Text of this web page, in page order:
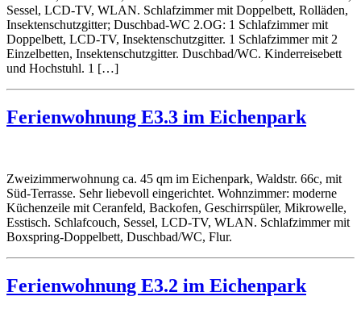
Sessel, LCD-TV, WLAN. Schlafzimmer mit Doppelbett, Rolläden,
Insektenschutzgitter; Duschbad-WC 2.OG: 1 Schlafzimmer mit
Doppelbett, LCD-TV, Insektenschutzgitter. 1 Schlafzimmer mit 2
Einzelbetten, Insektenschutzgitter. Duschbad/WC. Kinderreisebett
und Hochstuhl. 1 […]
Ferienwohnung E3.3 im Eichenpark
Zweizimmerwohnung ca. 45 qm im Eichenpark, Waldstr. 66c, mit
Süd-Terrasse. Sehr liebevoll eingerichtet. Wohnzimmer: moderne
Küchenzeile mit Ceranfeld, Backofen, Geschirrspüler, Mikrowelle,
Esstisch. Schlafcouch, Sessel, LCD-TV, WLAN. Schlafzimmer mit
Boxspring-Doppelbett, Duschbad/WC, Flur.
Ferienwohnung E3.2 im Eichenpark